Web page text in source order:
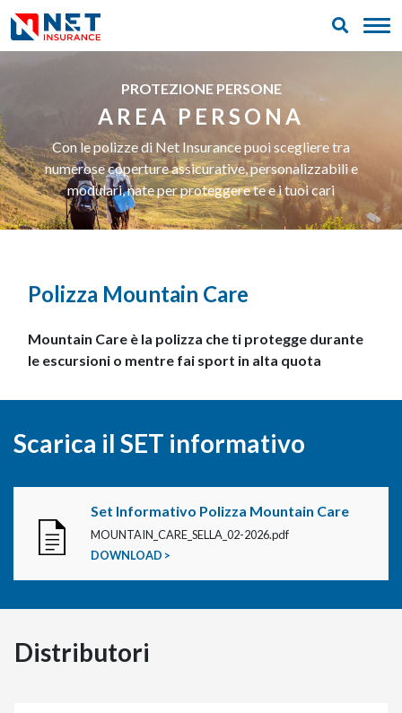
PROTEZIONE PERSONE
AREA PERSONA
Con le polizze di Net Insurance puoi scegliere tra
numerose coperture assicurative, personalizzabili e
modulari, nate per proteggere te e i tuoi cari
Polizza Mountain Care
Mountain Care è la polizza che ti protegge durante
le escursioni o mentre fai sport in alta quota
Scarica il SET informativo
Set Informativo Polizza Mountain Care
MOUNTAIN_CARE_SELLA_02-2026.pdf
DOWNLOAD >
Distributori